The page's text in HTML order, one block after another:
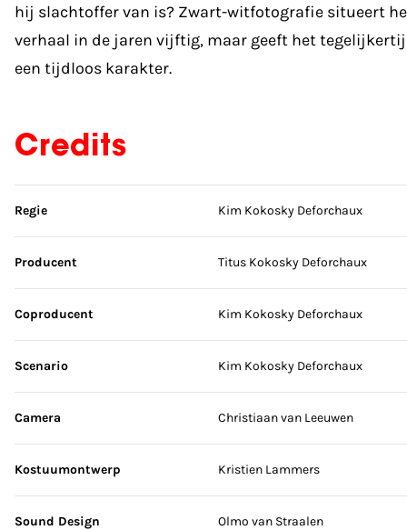
hij slachtoffer van is? Zwart-witfotografie situeert
verhaal in de jaren vijftig, maar geeft het
een tijdloos karakter.
Credits
Sla credits over
Regie Kim Kokosky Deforchaux
Producent Titus Kokosky Deforchaux
Coproducent Kim Kokosky Deforchaux
Scenario Kim Kokosky Deforchaux
Camera Christiaan van Leeuwen
Kostuumontwerp Kristien Lammers
Sound Design Olmo van Straalen